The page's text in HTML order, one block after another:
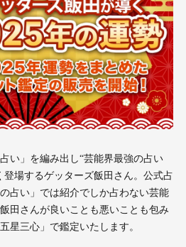
い」を編み出し“芸能界最強の占い
登場するゲッターズ飯田さん。公式占
占い」では紹介でしか占わない芸能
田さんが良いことも悪いことも包み
星三心」で鑑定いたします。